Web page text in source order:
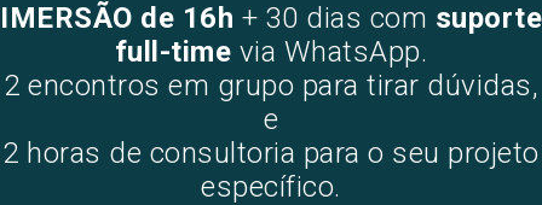
IMERSÃO de 16h + 30 dias com suporte
full-time via WhatsApp.
2 encontros em grupo para tirar dúvidas,
e
2 horas de consultoria para o seu projeto
específico.